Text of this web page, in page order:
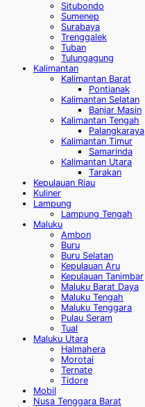
Situbondo
Sumenep
Surabaya
Trenggalek
Tuban
Tulungagung
Kalimantan
Kalimantan Barat
Pontianak
Kalimantan Selatan
Banjar Masin
Kalimantan Tengah
Palangkaraya
Kalimantan Timur
Samarinda
Kalimantan Utara
Tarakan
Kepulauan Riau
Kuliner
Lampung
Lampung Tengah
Maluku
Ambon
Buru
Buru Selatan
Kepulauan Aru
Kepulauan Tanimbar
Maluku Barat Daya
Maluku Tengah
Maluku Tenggara
Pulau Seram
Tual
Maluku Utara
Halmahera
Morotai
Ternate
Tidore
Mobil
Nusa Tenggara Barat